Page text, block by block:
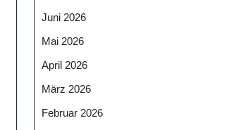
Juni 2026
Mai 2026
April 2026
März 2026
Februar 2026